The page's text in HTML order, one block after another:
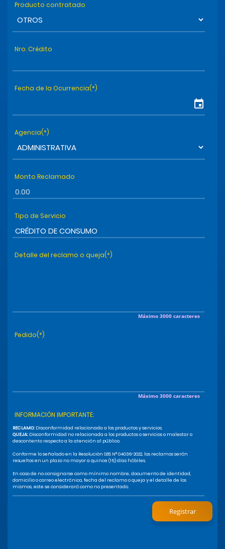
Producto contratado
Nro. Crédito
Fecha de la Ocurrencia(*)
event
Agencia(*)
Monto Reclamado
Tipo de Servicio
Detalle del reclamo o queja(*)
Máximo 3000 caracteres
Pedido(*)
Máximo 3000 caracteres
INFORMACIÓN IMPORTANTE:
RECLAMO: Disconformidad relacionada a los productos y servicios.
QUEJA:
descontento respecto a la atención al público.
Conforme lo señalado en la Resoluciòn SBS N° 04036-2022, los reclamos serán
resueltos en un plazo no mayor a quince (15) días hábiles.
En caso de no consignarse como mínimo nombre, documento de identidad,
domicilio o correo electrónico, fecha del reclamo o queja y el detalle de los
mismos, este se considerará como no presentado.